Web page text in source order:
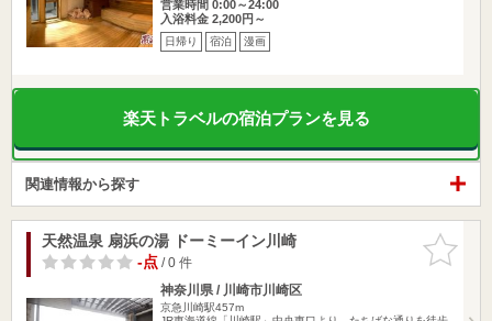
営業時間 0:00～24:00
入浴料金 2,200円～
日帰り 宿泊 漫画
楽天トラベルの宿泊プランを見る
関連情報から探す
お気に入
りに追加
天然温泉 扇浜の湯 ドーミーイン川崎
-点/ 0 件
神奈川県 / 川崎市川崎区
京急川崎駅457m